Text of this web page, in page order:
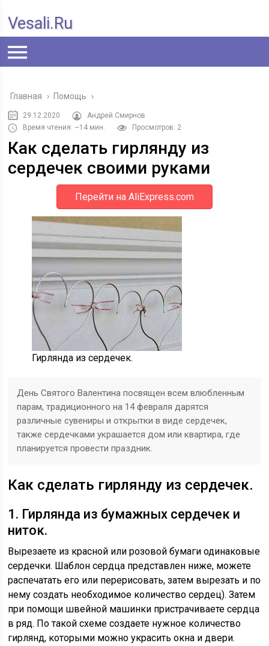
Vesali.ru
Главная › Помощь ›
29.12.2020
Андрей Смирнов
Время чтения: ~14 мин.
Просмотров: 2
Как сделать гирлянду из
сердечек своими руками
Перейти на AliExpress.com
Гирлянда из сердечек.
День Святого Валентина посвящен всем влюбленным
парам, традиционного на 14 февраля дарятся
различные сувениры и открытки в виде сердечек,
также сердечками украшается дом или квартира, где
планируется провести праздник.
Как сделать гирлянду из сердечек.
1. Гирлянда из бумажных сердечек и
ниток.
Вырезаете из красной или розовой бумаги одинаковые
сердечки. Шаблон сердца представлен ниже, можете
распечатать его или перерисовать, затем вырезать и по
нему создать необходимое количество сердец). Затем
при помощи швейной машинки пристрачиваете сердца
в ряд. По такой схеме создаете нужное количество
гирлянд, которыми можно украсить окна и двери.